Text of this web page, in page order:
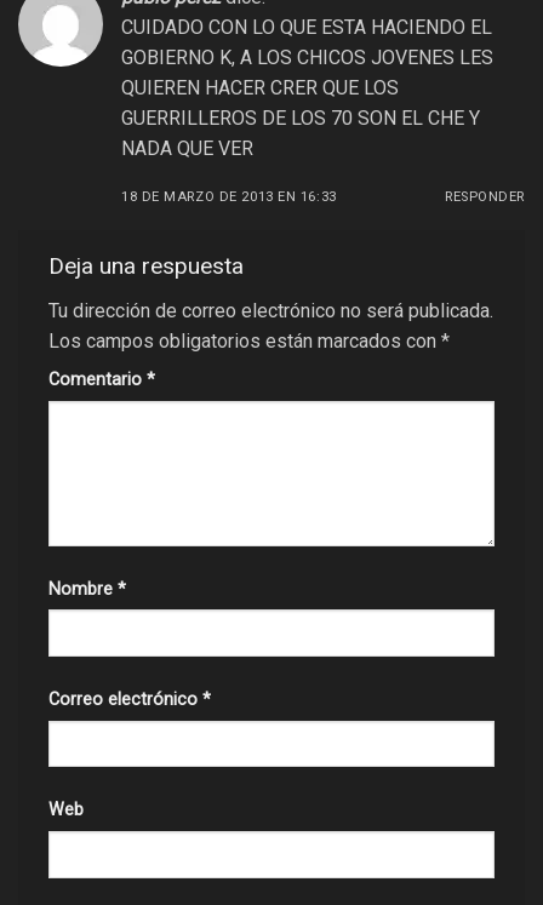
CUIDADO CON LO QUE ESTA HACIENDO EL
GOBIERNO K, A LOS CHICOS JOVENES LES
QUIEREN HACER CRER QUE LOS
GUERRILLEROS DE LOS 70 SON EL CHE Y
NADA QUE VER
18 DE MARZO DE 2013 EN 16:33 RESPONDER
Deja una respuesta
Tu dirección de correo electrónico no será publicada.
Los campos obligatorios están marcados con *
Comentario *
Nombre *
Correo electrónico *
Web